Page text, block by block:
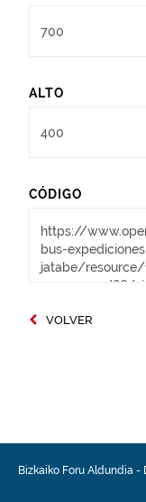
ALTO
CÓDIGO
VOLVER
Bizkaiko Foru Aldundia -